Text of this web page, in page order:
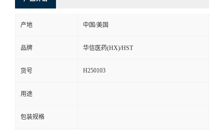
方
产地 中国/美国
品牌 华信医药(HX)/HST
货号 H250103
用途
包装规格